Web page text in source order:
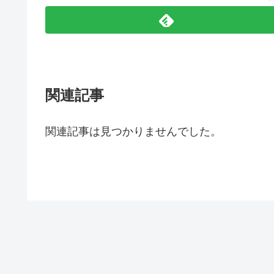
関連記事
関連記事は見つかりませんでした。